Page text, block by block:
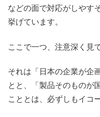
などの面で対応がしやす
挙げています。
ここで一つ、注意深く見
それは「日本の企業が企
とと、「製品そのものが
こととは、必ずしもイコ